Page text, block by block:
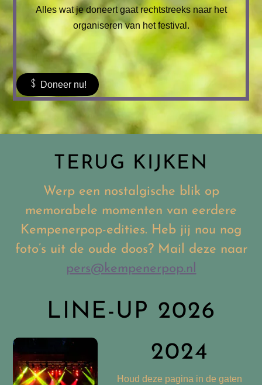
Alles wat je doneert gaat rechtstreeksnaar het
organiseren van het festival.
Doneer nu!
TERUG KIJKEN
Werp een nostalgische blik op
memorabele momenten van eerdere
Kempenerpop-edities. Heb jij nou nog
foto’s uit de oude doos? Mail deze naar
pers@kempenerpop.nl
LINE-UP 2026
2024
Houd deze pagina in de gaten